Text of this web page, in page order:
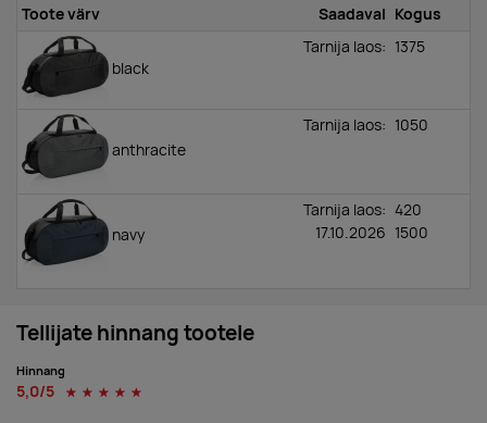
Toote värv Saadaval Kogus
black
Tarnija laos: 1375
anthracite
Tarnija laos: 1050
navy
Tarnija laos:
17.10.2026
420
1500
Tellijate hinnang tootele
Hinnang
5,0/5 ☆
☆
☆
☆
☆